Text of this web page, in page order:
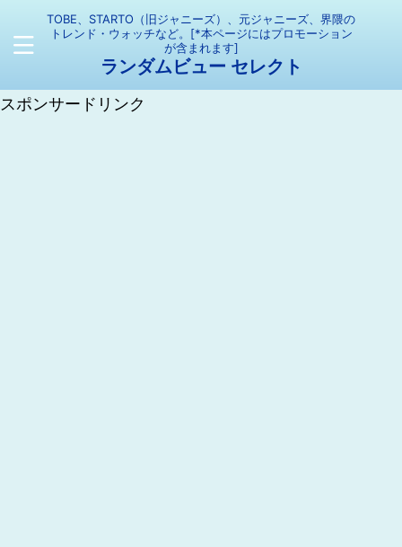
TOBE、STARTO（旧ジャニーズ）、元ジャニーズ、界隈の
トレンド・ウォッチなど。[*本ページにはプロモーション
が含まれます]
ランダムビュー セレクト
スポンサードリンク